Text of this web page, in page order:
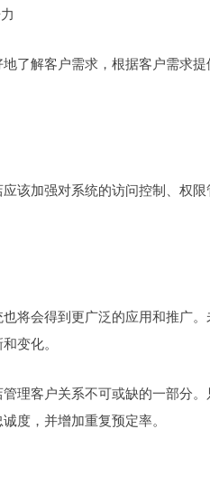
了解客户需求，根据客户需求
该加强对系统的访问控制、权
将会得到更广泛的应用和推广
变化。
理客户关系不可或缺的一部分
度，并增加重复预定率。